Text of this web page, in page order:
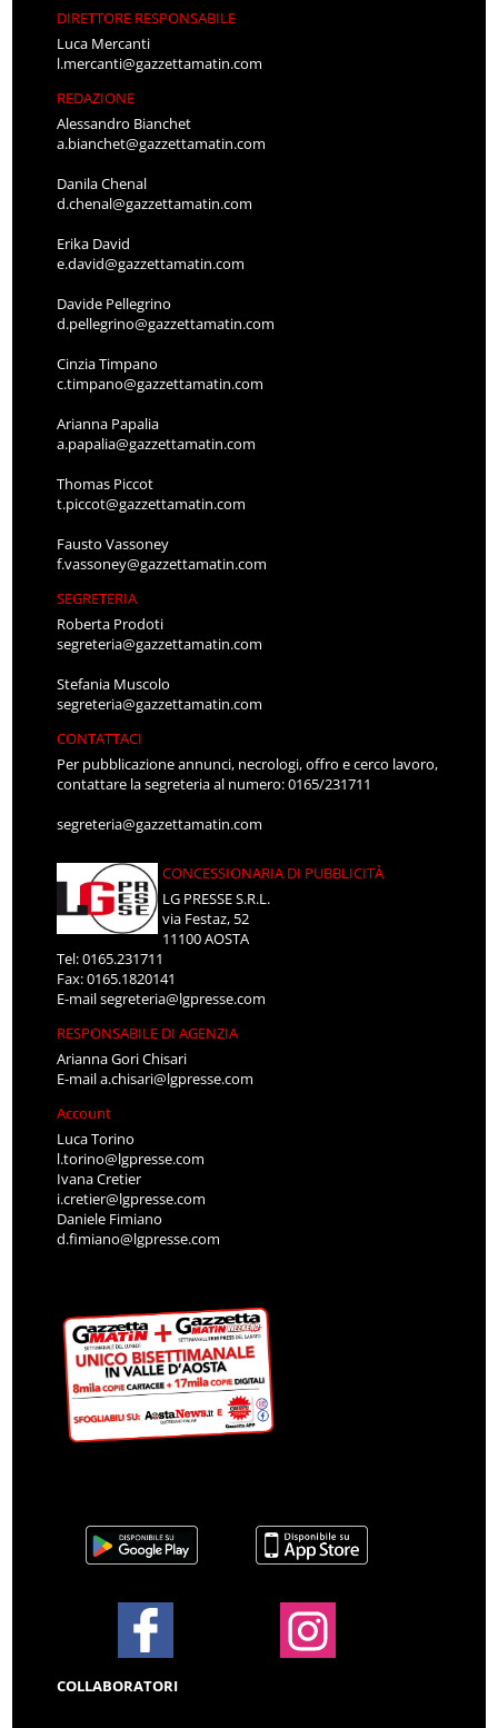
DIRETTORE RESPONSABILE
Luca Mercanti
l.mercanti@gazzettamatin.com
REDAZIONE
Alessandro Bianchet
a.bianchet@gazzettamatin.com
Danila Chenal
d.chenal@gazzettamatin.com
Erika David
e.david@gazzettamatin.com
Davide Pellegrino
d.pellegrino@gazzettamatin.com
Cinzia Timpano
c.timpano@gazzettamatin.com
Arianna Papalia
a.papalia@gazzettamatin.com
Thomas Piccot
t.piccot@gazzettamatin.com
Fausto Vassoney
f.vassoney@gazzettamatin.com
SEGRETERIA
Roberta Prodoti
segreteria@gazzettamatin.com
Stefania Muscolo
segreteria@gazzettamatin.com
CONTATTACI
Per pubblicazione annunci, necrologi, offro e cerco lavoro,
contattare la segreteria al numero: 0165/231711
segreteria@gazzettamatin.com
CONCESSIONARIA DI PUBBLICITÀ
LG PRESSE S.R.L.
via Festaz, 52
11100 AOSTA
Tel: 0165.231711
Fax: 0165.1820141
E-mailsegreteria@lgpresse.com
RESPONSABILE DI AGENZIA
Arianna Gori Chisari
E-maila.chisari@lgpresse.com
Account
Luca Torino
l.torino@lgpresse.com
Ivana Cretier
i.cretier@lgpresse.com
Daniele Fimiano
d.fimiano@lgpresse.com
COLLABORATORI